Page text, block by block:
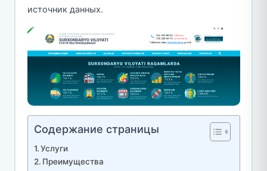
источник данных.
Содержание страницы
Услуги
Преимущества